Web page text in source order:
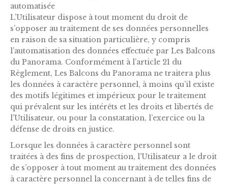
automatisée
L’Utilisateur dispose à tout moment du droit de
s’opposer au traitement de ses données personnelles
en raison de sa situation particulière, y compris
l’automatisation des données effectuée par Les Balcons
du Panorama. Conformément à l’article 21 du
Règlement, Les Balcons du Panorama ne traitera plus
les données à caractère personnel, à moins qu’il existe
des motifs légitimes et impérieux pour le traitement
qui prévalent sur les intérêts et les droits et libertés de
l’Utilisateur, ou pour la constatation, l’exercice ou la
défense de droits en justice.
Lorsque les données à caractère personnel sont
traitées à des fins de prospection, l’Utilisateur a le droit
de s’opposer à tout moment au traitement des données
à caractère personnel la concernant à de telles fins de